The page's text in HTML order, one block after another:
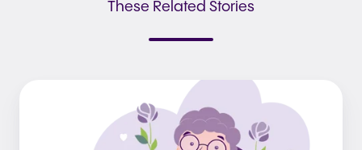
These Related Stories